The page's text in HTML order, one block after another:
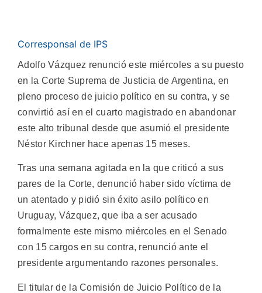
Corresponsal de IPS
Adolfo Vázquez renunció este miércoles a su puesto
en la Corte Suprema de Justicia de Argentina, en
pleno proceso de juicio político en su contra, y se
convirtió así en el cuarto magistrado en abandonar
este alto tribunal desde que asumió el presidente
Néstor Kirchner hace apenas 15 meses.
Tras una semana agitada en la que criticó a sus
pares de la Corte, denunció haber sido víctima de
un atentado y pidió sin éxito asilo político en
Uruguay, Vázquez, que iba a ser acusado
formalmente este mismo miércoles en el Senado
con 15 cargos en su contra, renunció ante el
presidente argumentando razones personales.
El titular de la Comisión de Juicio Político de la